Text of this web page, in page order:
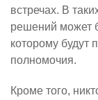
встречах. В
решений может
которому будут
полномочия.
Кроме того,